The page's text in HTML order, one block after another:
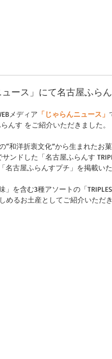
ース」にて名古屋ふら
メディア 「じゃらんニュース」
んす をご紹介いただきました。
“和洋折衷文化”から生まれたお菓
ンドした「名古屋ふらんす
名古屋ふらんすプチ」を掲載いた
を含む3種アソートの「
めるお土産としてご紹介いただ